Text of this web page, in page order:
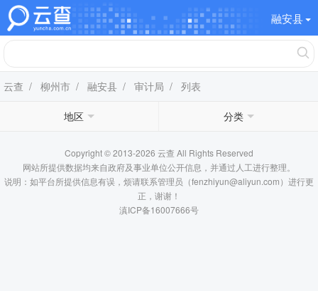
融安县
云查 / 柳州市 / 融安县 / 审计局 / 列表
地区 分类
Copyright © 2013-2026 云查 All Rights Reserved
网站所提供数据均来自政府及事业单位公开信息，并通过人工进行整理。
说明：如平台所提供信息有误，烦请联系管理员（fenzhiyun@aliyun.com）进行更
正，谢谢！
滇ICP备16007666号